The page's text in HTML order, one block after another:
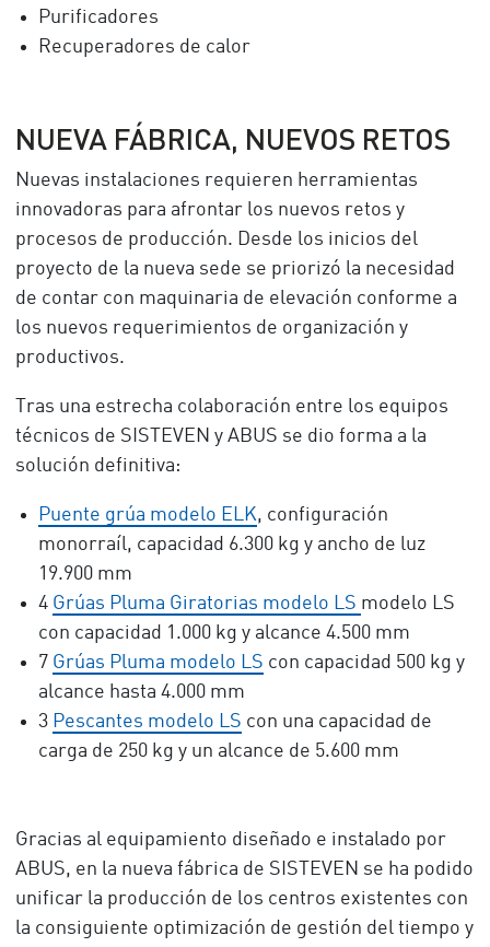
Purificadores
Recuperadores de calor
NUEVA FÁBRICA, NUEVOS RETOS
Nuevas instalaciones requieren herramientas
innovadoras para afrontar los nuevos retos y
procesos de producción. Desde los inicios del
proyecto de la nueva sede se priorizó la necesidad
de contar con maquinaria de elevación conforme a
los nuevos requerimientos de organización y
productivos.
Tras una estrecha colaboración entre los equipos
técnicos de SISTEVEN y ABUS se dio forma a la
solución definitiva:
Puente grúa modelo ELK, configuración
monorraíl, capacidad 6.300 kg y ancho de luz
19.900 mm
4 Grúas Pluma Giratorias modelo LS modelo LS
con capacidad 1.000 kg y alcance 4.500 mm
7 Grúas Pluma modelo LS con capacidad 500 kg y
alcance hasta 4.000 mm
3 Pescantes modelo LS con una capacidad de
carga de 250 kg y un alcance de 5.600 mm
Gracias al equipamiento diseñado e instalado por
ABUS, en la nueva fábrica de SISTEVEN se ha podido
unificar la producción de los centros existentes con
la consiguiente optimización de gestión del tiempo y